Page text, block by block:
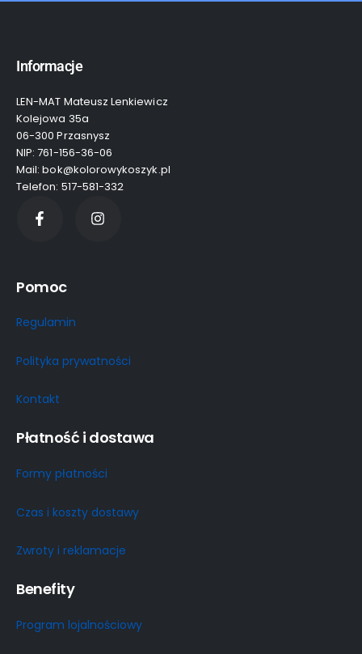
Informacje
LEN-MAT Mateusz Lenkiewicz
Kolejowa 35a
06-300 Przasnysz
NIP: 761-156-36-06
Mail: bok@kolorowykoszyk.pl
Telefon: 517-581-332
Pomoc
Regulamin
Polityka prywatności
Kontakt
Płatność i dostawa
Formy płatności
Czas i koszty dostawy
Zwroty i reklamacje
Benefity
Program lojalnościowy